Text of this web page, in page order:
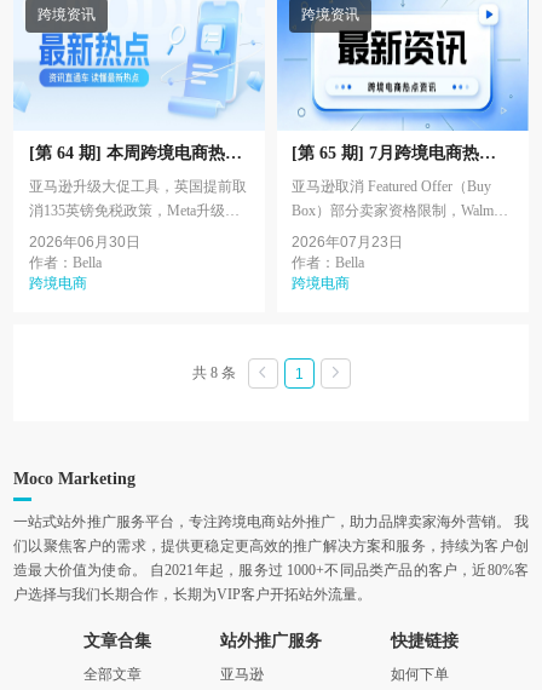
跨境资讯
[第 64 期] 本周跨境电商热点
资讯
亚马逊升级大促工具，英国提前取
消135英镑免税政策，Meta升级直
播带货功能，扩大联盟营销生态，
沃尔玛14亿美元收购Vibe.co，eBay
将于7月1日上调多品...
2026年06月30日
作者：Bella
跨境电商
跨境资讯
[第 65 期] 7月跨境电商热点
资讯
亚马逊取消 Featured Offer（Buy
Box）部分卖家资格限制，Walmart
推出新卖家扶持计划，最高提供数
万美元费用优惠，TikTok Shop 美
国测试托管...
2026年07月23日
作者：Bella
跨境电商
共 8 条 1
Moco Marketing
一站式站外推广服务平台，专注跨境电商站外推广，助力品牌卖家海外营销。 我
们以聚焦客户的需求，提供更稳定更高效的推广解决方案和服务，持续为客户创
造最大价值为使命。 自2021年起，服务过 1000+不同品类产品的客户，近80%客
户选择与我们长期合作，长期为VIP客户开拓站外流量。
文章合集
全部文章
站外推广服务
亚马逊
快捷链接
如何下单